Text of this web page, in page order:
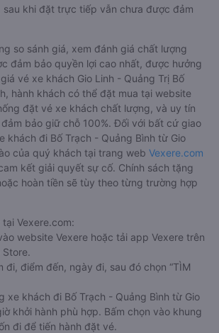
sau khi đặt trực tiếp vẫn chưa được đảm
so sánh giá, xem đánh giá chất lượng
đảm bảo quyền lợi cao nhất, được hưởng
vé xe khách Gio Linh - Quảng Trị Bố
hành khách có thể đặt mua tại website
đặt vé xe khách chất lượng, và uy tín
bảo giữ chỗ 100%. Đối với bất cứ giao
khách đi Bố Trạch - Quảng Bình từ Gio
của quý khách tại trang web Vexere.com
kết giải quyết sự cố. Chính sách tặng
hoàn tiền sẽ tùy theo từng trường hợp
Vexere.com:
website Vexere hoặc tải app Vexere trên
đi, điểm đến, ngày đi, sau đó chọn “TÌM
xe khách đi Bố Trạch - Quảng Bình từ Gio
khởi hành phù hợp. Bấm chọn vào khung
đi để tiến hành đặt vé.